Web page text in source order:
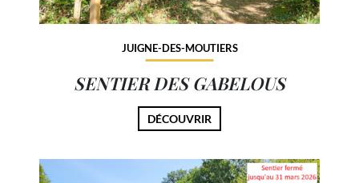
JUIGNE-DES-MOUTIERS
SENTIER DES GABELOUS
DÉCOUVRIR